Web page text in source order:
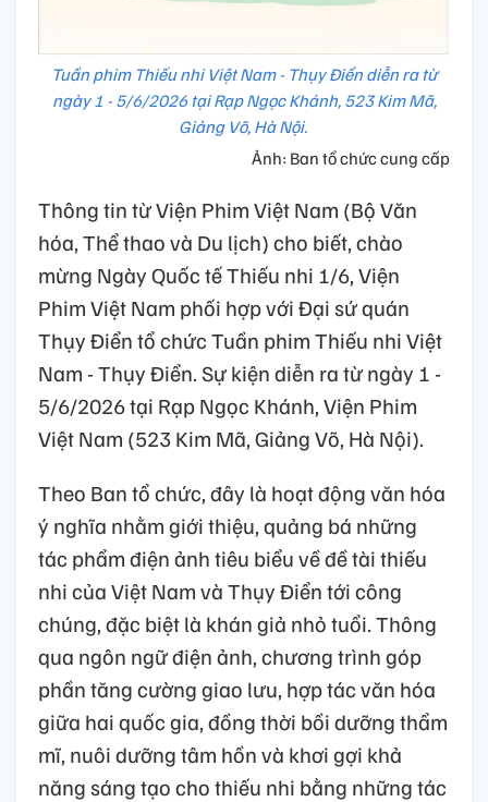
Tuần phim Thiếu nhi Việt Nam - Thụy Điển diễn ra từ
ngày 1 - 5/6/2026 tại Rạp Ngọc Khánh, 523 Kim Mã,
Giảng Võ, Hà Nội.
Ảnh: Ban tổ chức cung cấp
Thông tin từ Viện Phim Việt Nam (Bộ Văn
hóa, Thể thao và Du lịch) cho biết, chào
mừng Ngày Quốc tế Thiếu nhi 1/6, Viện
Phim Việt Nam phối hợp với Đại sứ quán
Thụy Điển tổ chức Tuần phim Thiếu nhi Việt
Nam - Thụy Điển. Sự kiện diễn ra từ ngày 1 -
5/6/2026 tại Rạp Ngọc Khánh, Viện Phim
Việt Nam (523 Kim Mã, Giảng Võ, Hà Nội).
Theo Ban tổ chức, đây là hoạt động văn hóa
ý nghĩa nhằm giới thiệu, quảng bá những
tác phẩm điện ảnh tiêu biểu về đề tài thiếu
nhi của Việt Nam và Thụy Điển tới công
chúng, đặc biệt là khán giả nhỏ tuổi. Thông
qua ngôn ngữ điện ảnh, chương trình góp
phần tăng cường giao lưu, hợp tác văn hóa
giữa hai quốc gia, đồng thời bồi dưỡng thẩm
mĩ, nuôi dưỡng tâm hồn và khơi gợi khả
năng sáng tạo cho thiếu nhi bằng những tác